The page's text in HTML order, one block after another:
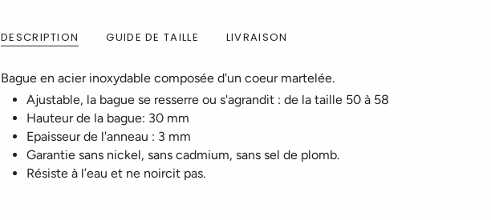
DESCRIPTION GUIDE DE TAILLE LIVRAISON
Bague en acier inoxydable composée d'un coeur martelée.
Ajustable, la bague se resserre ou s'agrandit : de la taille 50 à 58
Hauteur de la bague: 30 mm
Epaisseur de l'anneau : 3 mm
Garantie sans nickel, sans cadmium, sans sel de plomb.
Résiste à l’eau et ne noircit pas.